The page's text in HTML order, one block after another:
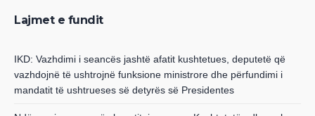
Lajmet e fundit
IKD: Vazhdimi i seancës jashtë afatit kushtetues, deputetë që
vazhdojnë të ushtrojnë funksione ministrore dhe përfundimi i
mandatit të ushtrueses së detyrës së Presidentes